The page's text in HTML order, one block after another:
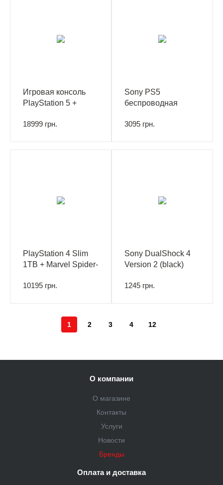
Игровая консоль
PlayStation 5 +
18999 грн.
Sony PS5
беспроводная
3095 грн.
PlayStation 4 Slim
1TB + Marvel Spider-
10195 грн.
Sony DualShock 4
Version 2 (black)
1245 грн.
1 2 3 4 12
О компании
О магазине
Контакты
Услуги
Новости
Бренды
Оплата и доставка